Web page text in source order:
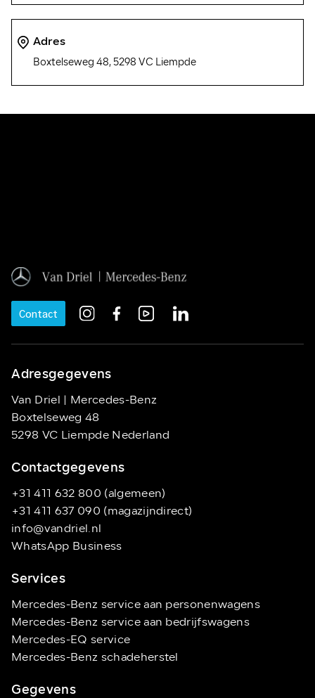
Adres
Boxtelseweg 48, 5298 VC Liempde
Contact
Adresgegevens
Van Driel | Mercedes-Benz
Boxtelseweg 48
5298 VC Liempde Nederland
Contactgegevens
+31 411 632 800 (algemeen)
+31 411 637 090 (magazijndirect)
info@vandriel.nl
WhatsApp Business
Services
Mercedes-Benz service aan personenwagens
Mercedes-Benz service aan bedrijfswagens
Mercedes-EQ service
Mercedes-Benz schadeherstel
Gegevens